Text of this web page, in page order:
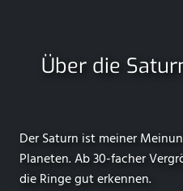
Über die
Der Saturn ist meiner
Planeten. Ab 30-facher
die Ringe gut erkennen.